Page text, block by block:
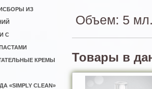
ИЗ
С
КРЕМЫ
«SIMPLY CLEAN»
Объем: 5
Товары в